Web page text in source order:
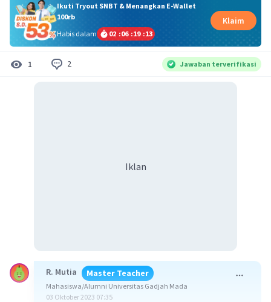
Ikuti Tryout SNBT & Menangkan E-Wallet
100rb
Habis dalam
02 :06 :19 :13
Klaim
1 2 Jawaban terverifikasi
Iklan
R. Mutia Master Teacher
Mahasiswa/Alumni Universitas Gadjah Mada
03 Oktober 2023 07:35